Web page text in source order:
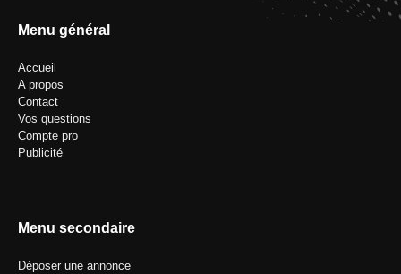
Menu général
Accueil
A propos
Contact
Vos questions
Compte pro
Publicité
Menu secondaire
Déposer une annonce